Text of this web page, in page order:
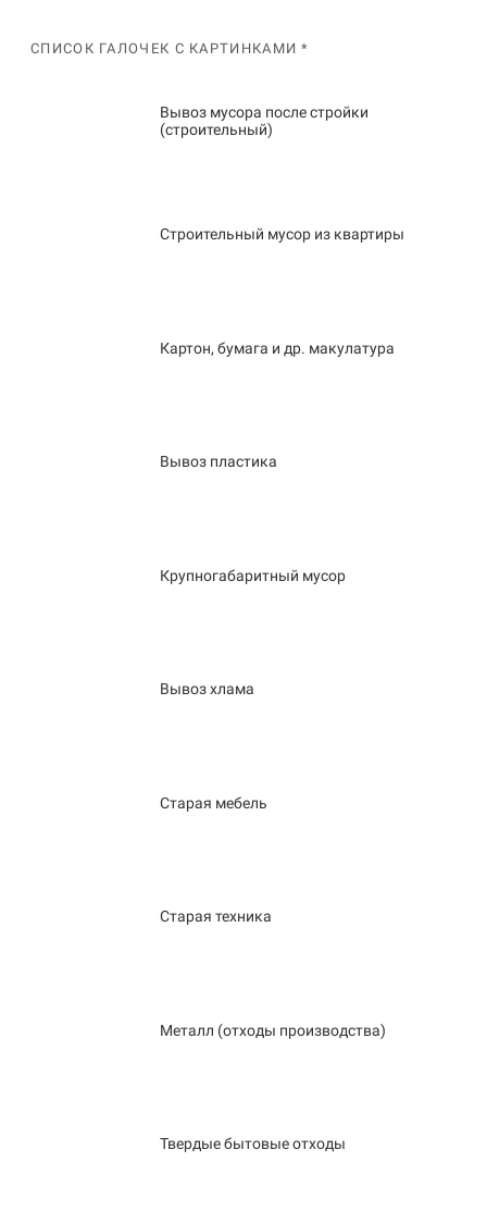
СПИСОК ГАЛОЧЕК С КАРТИНКАМИ *
Вывоз мусора после стройки
(строительный)
Строительный мусор из квартиры
Картон, бумага и др. макулатура
Вывоз пластика
Крупногабаритный мусор
Вывоз хлама
Старая мебель
Старая техника
Металл (отходы производства)
Твердые бытовые отходы